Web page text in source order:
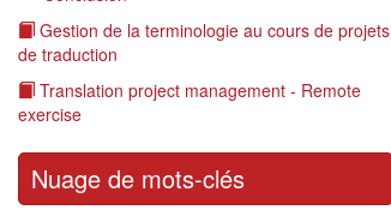
Gestion de la terminologie au cours de projets
de traduction
Translation project management - Remote
exercise
Nuage de mots-clés